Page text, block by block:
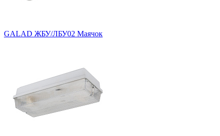
GALAD ЖБУ/ЛБУ02 Маячок